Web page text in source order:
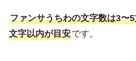
ファンサうちわの文字数は3〜
文字以内が目安です。